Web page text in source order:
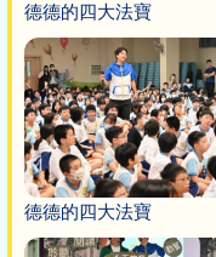
德德的四大法寶
德德的四大法寶